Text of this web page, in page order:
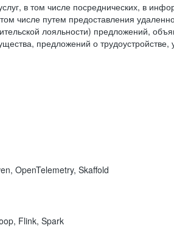
в том числе посреднических, в
числе путем предоставления
лояльности) предложений,
предложений о трудоустройстве,
OpenTelemetry, Skaffold
Flink, Spark